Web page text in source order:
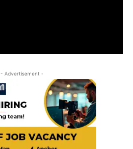
- Advertisement -